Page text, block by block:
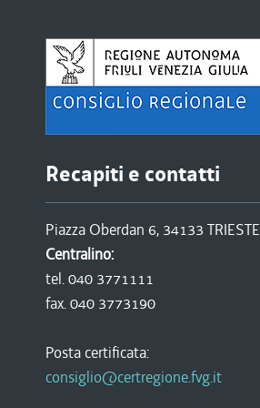
Recapiti e contatti
Piazza Oberdan 6, 34133 TRIESTE
Centralino:
tel. 040 3771111
fax. 040 3773190
Posta certificata:
consiglio@certregione.fvg.it